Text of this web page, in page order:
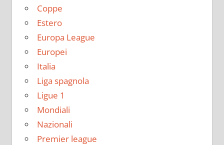
Coppe
Estero
Europa League
Europei
Italia
Liga spagnola
Ligue 1
Mondiali
Nazionali
Premier league